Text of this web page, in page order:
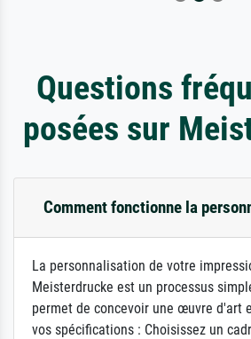
Questions
posées sur
Comment fonctionne la
La personnalisation de votre
Meisterdrucke est un processus
permet de concevoir une œuvre d'art
vos spécifications : Choisissez un